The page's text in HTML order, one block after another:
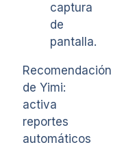
captura
de
pantalla.
Recomendación
de Yimi:
activa
reportes
automáticos